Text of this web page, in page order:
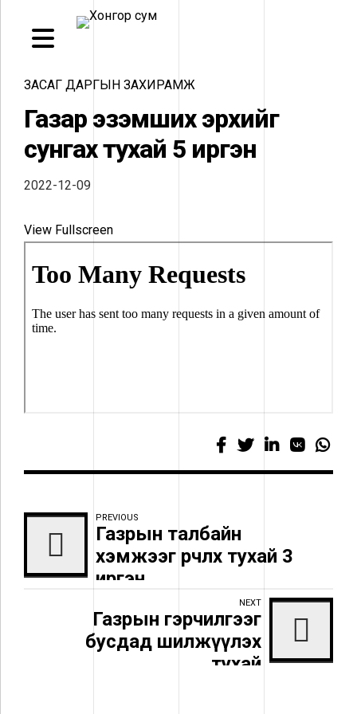
ЗАСАГ ДАРГЫН ЗАХИРАМЖ
Газар эзэмших эрхийг
сунгах тухай 5 иргэн
2022-12-09
View Fullscreen
PREVIOUS
Газрын талбайн
хэмжээг өөрчлөх тухай 3
иргэн
NEXT
Газрын гэрчилгээг
бусдад шилжүүлэх
тухай